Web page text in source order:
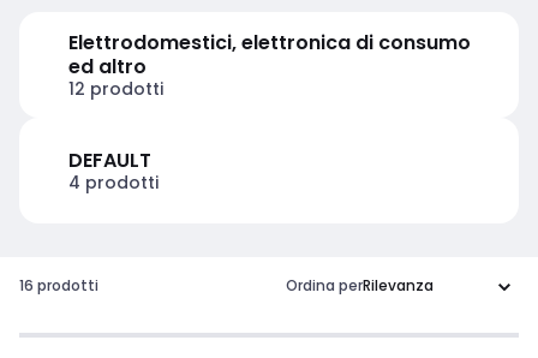
Elettrodomestici, elettronica di consumo
ed altro
12 prodotti
DEFAULT
4 prodotti
16 prodotti Ordina per